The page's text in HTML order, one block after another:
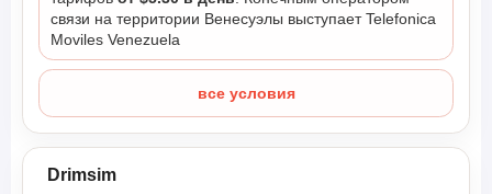
связи на территории Венесуэлы выступает Telefonica
Moviles Venezuela
все условия
Drimsim